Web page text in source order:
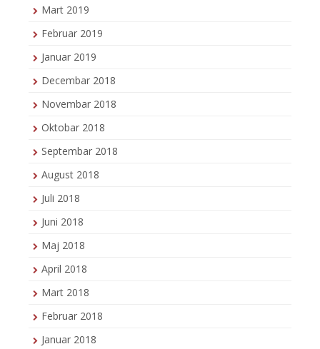
Mart 2019
Februar 2019
Januar 2019
Decembar 2018
Novembar 2018
Oktobar 2018
Septembar 2018
August 2018
Juli 2018
Juni 2018
Maj 2018
April 2018
Mart 2018
Februar 2018
Januar 2018